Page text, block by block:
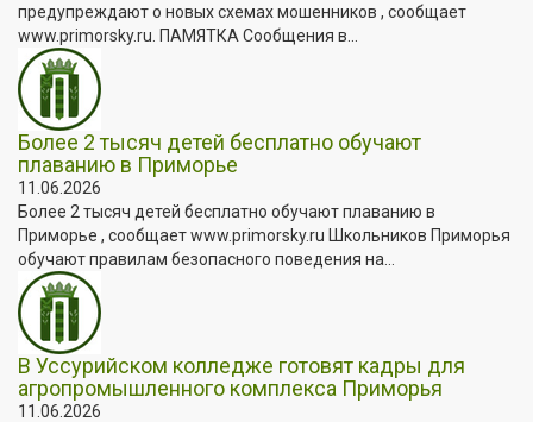
предупреждают о новых схемах мошенников , сообщает
www.primorsky.ru. ПАМЯТКА Сообщения в...
Более 2 тысяч детей бесплатно обучают
плаванию в Приморье
11.06.2026
Более 2 тысяч детей бесплатно обучают плаванию в
Приморье , сообщает www.primorsky.ru Школьников Приморья
обучают правилам безопасного поведения на...
В Уссурийском колледже готовят кадры для
агропромышленного комплекса Приморья
11.06.2026